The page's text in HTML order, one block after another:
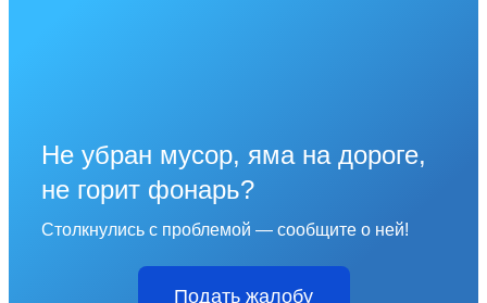
Не убран мусор, яма на дороге,
не горит фонарь?
Столкнулись с проблемой — сообщите о ней!
Подать жалобу